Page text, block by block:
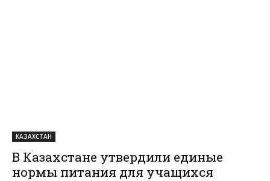
КАЗАХСТАН
В Казахстане утвердили единые
нормы питания для учащихся